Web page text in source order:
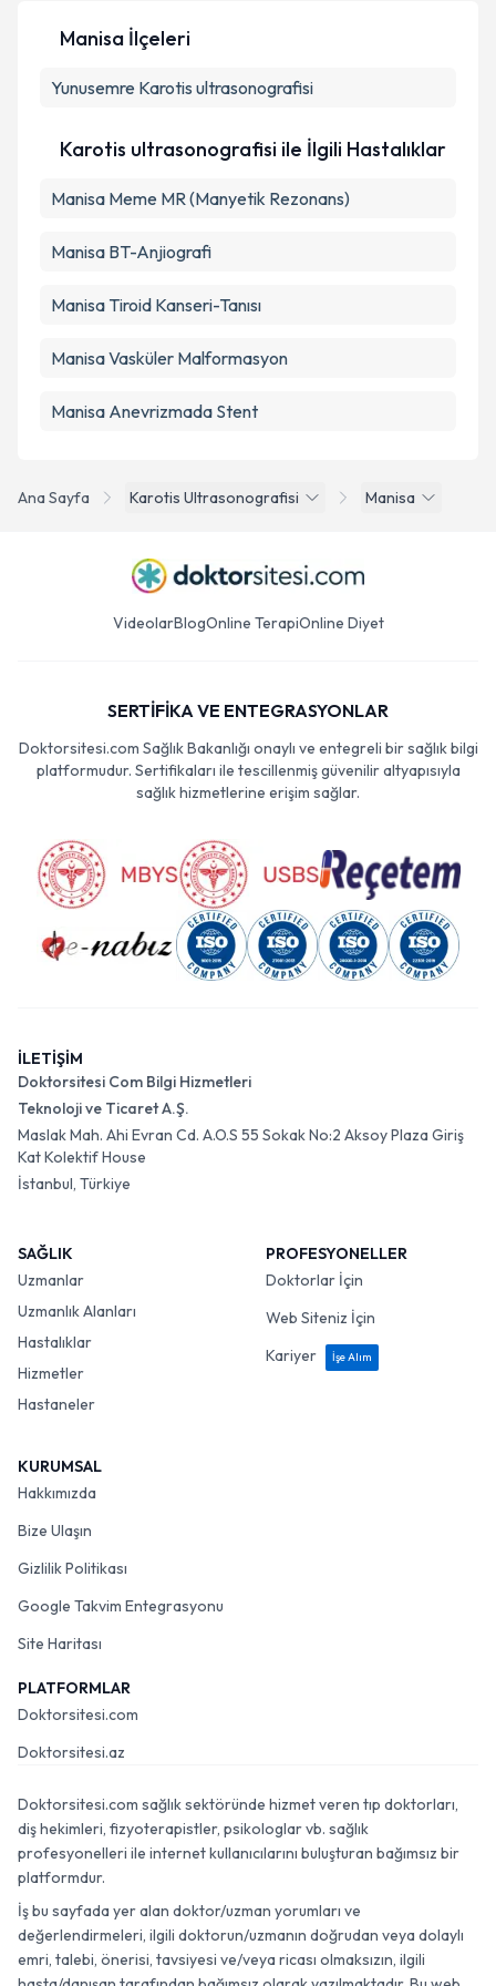
Metni'ni okudum ve kişisel verilerimin belirtilen
Ana Sayfa Karotis Ultrasonografisi Manisa
Manisa İlçeleri
Yunusemre Karotis ultrasonografisi
Karotis ultrasonografisi ile İlgili Hastalıklar
Manisa Meme MR (Manyetik Rezonans)
Manisa BT-Anjiografi
Manisa Tiroid Kanseri-Tanısı
Manisa Vasküler Malformasyon
Manisa Anevrizmada Stent
VideolarBlogOnline TerapiOnline Diyet
SERTİFİKA VE ENTEGRASYONLAR
Doktorsitesi.com Sağlık Bakanlığı onaylı ve entegreli bir sağlık bilgi
platformudur. Sertifikaları ile tescillenmiş güvenilir altyapısıyla
sağlık hizmetlerine erişim sağlar.
İLETİŞİM
Doktorsitesi Com Bilgi Hizmetleri
Teknoloji ve Ticaret A.Ş.
Maslak Mah. Ahi Evran Cd. A.O.S 55 Sokak No:2 Aksoy Plaza Giriş
Kat Kolektif House
İstanbul, Türkiye
SAĞLIK
Uzmanlar
Uzmanlık Alanları
Hastalıklar
Hizmetler
Hastaneler
PROFESYONELLER
Doktorlar İçin
Web Siteniz İçin
Kariyer
İşe Alım
KURUMSAL
Hakkımızda
Bize Ulaşın
Gizlilik Politikası
Google Takvim Entegrasyonu
Site Haritası
PLATFORMLAR
Doktorsitesi.com
Doktorsitesi.az
Doktorsitesi.com sağlık sektöründe hizmet veren tıp doktorları,
diş hekimleri, fizyoterapistler, psikologlar vb. sağlık
profesyonelleri ile internet kullanıcılarını buluşturan bağımsız bir
platformdur.
İş bu sayfada yer alan doktor/uzman yorumları ve
değerlendirmeleri, ilgili doktorun/uzmanın doğrudan veya dolaylı
emri, talebi, önerisi, tavsiyesi ve/veya ricası olmaksızın, ilgili